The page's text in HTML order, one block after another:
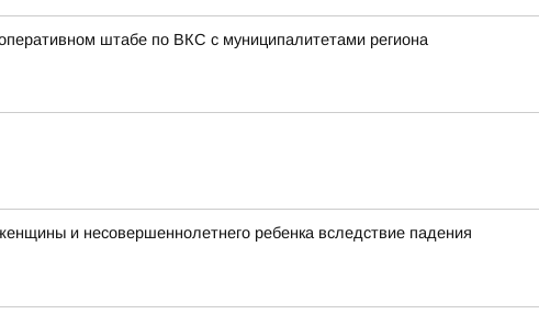
штабе по ВКС с муниципалитетами региона
и несовершеннолетнего ребенка вследствие падения